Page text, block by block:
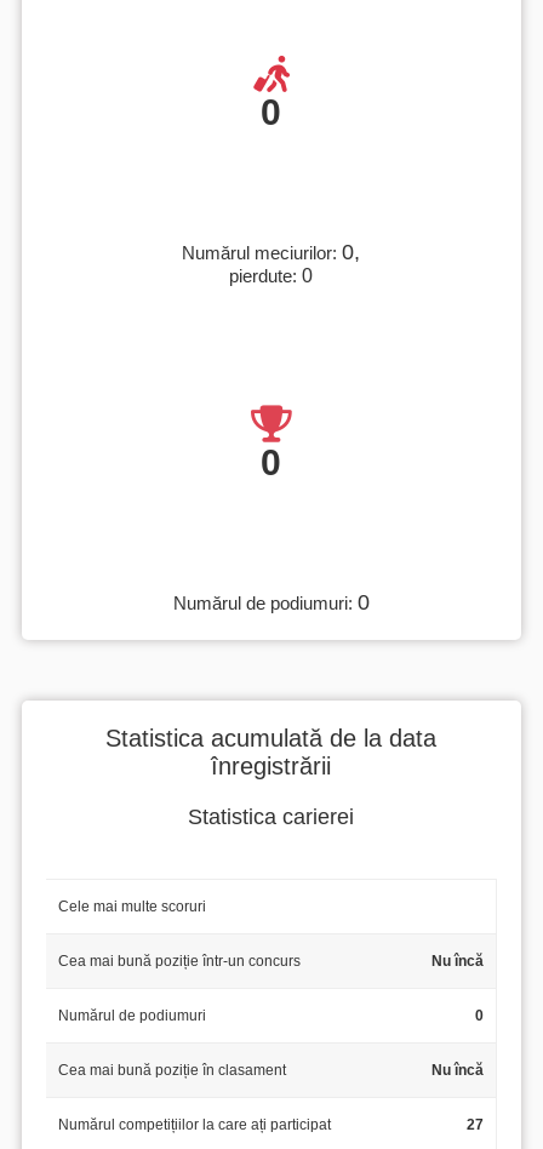
0
Numărul meciurilor:0,
pierdute:0
0
Numărul de podiumuri: 0
Statistica acumulată de la data
înregistrării
Statistica carierei
Cele mai multe scoruri
Cea mai bună poziție într-un concurs Nu încă
Numărul de podiumuri 0
Cea mai bună poziție în clasament Nu încă
Numărul competițiilor la care ați participat 27